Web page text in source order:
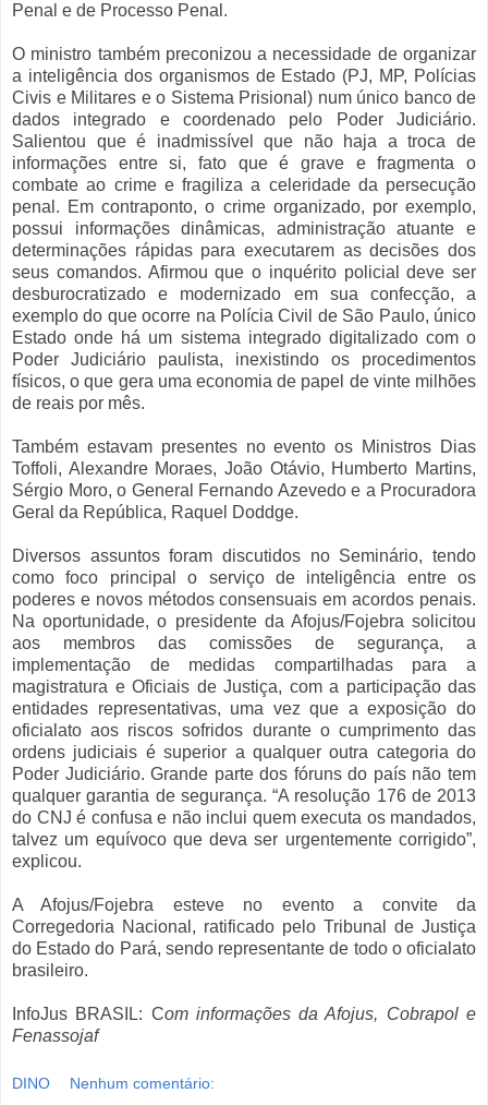
Penal e de Processo Penal.
O ministro também preconizou a necessidade de organizar
a inteligência dos organismos de Estado (PJ, MP, Polícias
Civis e Militares e o Sistema Prisional) num único banco de
dados integrado e coordenado pelo Poder Judiciário.
Salientou que é inadmissível que não haja a troca de
informações entre si, fato que é grave e fragmenta o
combate ao crime e fragiliza a celeridade da persecução
penal. Em contraponto, o crime organizado, por exemplo,
possui informações dinâmicas, administração atuante e
determinações rápidas para executarem as decisões dos
seus comandos. Afirmou que o inquérito policial deve ser
desburocratizado e modernizado em sua confecção, a
exemplo do que ocorre na Polícia Civil de São Paulo, único
Estado onde há um sistema integrado digitalizado com o
Poder Judiciário paulista, inexistindo os procedimentos
físicos, o que gera uma economia de papel de vinte milhões
de reais por mês.
Também estavam presentes no evento os Ministros Dias
Toffoli, Alexandre Moraes, João Otávio, Humberto Martins,
Sérgio Moro, o General Fernando Azevedo e a Procuradora
Geral da República, Raquel Doddge.
Diversos assuntos foram discutidos no Seminário, tendo
como foco principal o serviço de inteligência entre os
poderes e novos métodos consensuais em acordos penais.
Na oportunidade, o presidente da Afojus/Fojebra solicitou
aos membros das comissões de segurança, a
implementação de medidas compartilhadas para a
magistratura e Oficiais de Justiça, com a participação das
entidades representativas, uma vez que a exposição do
oficialato aos riscos sofridos durante o cumprimento das
ordens judiciais é superior a qualquer outra categoria do
Poder Judiciário. Grande parte dos fóruns do país não tem
qualquer garantia de segurança. “A resolução 176 de 2013
do CNJ é confusa e não inclui quem executa os mandados,
talvez um equívoco que deva ser urgentemente corrigido”,
explicou.
A Afojus/Fojebra esteve no evento a convite da
Corregedoria Nacional, ratificado pelo Tribunal de Justiça
do Estado do Pará, sendo representante de todo o oficialato
brasileiro.
InfoJus BRASIL: Com informações da Afojus, Cobrapol e
Fenassojaf
DINO Nenhum comentário: